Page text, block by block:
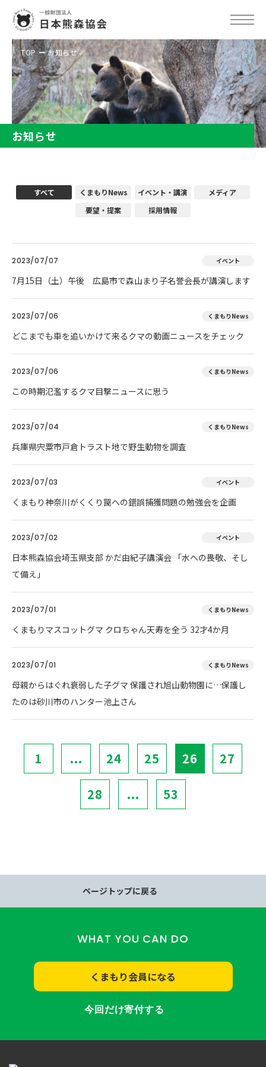
TOP お知らせ
お知らせ
すべて くまもりNews イベント・講演
メディア
要望・提案
採用情報
2023/07/07 イベント
7月15日（土）午後 広島市で森山まり子名誉会長が講演します
2023/07/06 くまもりNews
どこまでも車を追いかけて来るクマの動画ニュースをチェック
2023/07/06 くまもりNews
この時期氾濫するクマ目撃ニュースに思う
2023/07/04 くまもりNews
兵庫県宍粟市戸倉トラスト地で野生動物を調査
2023/07/03 イベント
くまもり神奈川がくくり罠への錯誤捕獲問題の勉強会を企画
2023/07/02 イベント
日本熊森協会埼玉県支部 かだ由紀子講演会 「水への畏敬、そし
て備え」
2023/07/01 くまもりNews
くまもりマスコットグマ クロちゃん天寿を全う 32才4か月
2023/07/01 くまもりNews
母親からはぐれ衰弱した子グマ 保護され旭山動物園に…保護し
たのは砂川市のハンター池上さん
1 ... 24 25 26 27
28 ... 53
ページトップに戻る
WHAT YOU CAN DO
くまもり会員になる
今回だけ寄付する